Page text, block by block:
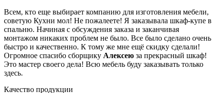
Всем, кто еще выбирает компанию для изготовления мебели,
советую Кухни мол! Не пожалеете! Я заказывала шкаф-купе в
спальню. Начиная с обсуждения заказа и заканчивая
монтажом никаких проблем не было. Все было сделано очень
быстро и качественно. К тому же мне ещё скидку сделали!
Огромное спасибо сборщику Алексею за прекрасный шкаф!
Это мастер своего дела! Всю мебель буду заказывать только
здесь.
Качество продукции